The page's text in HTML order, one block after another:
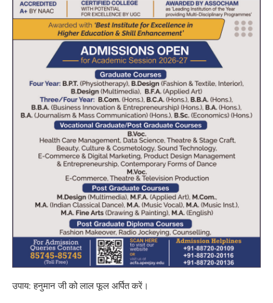
उपाय: हनुमान जी को लाल फूल अर्पित करें।